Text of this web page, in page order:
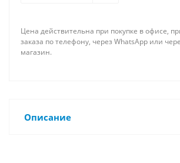
Цена действительна при покупке в офисе,
заказа по телефону, через WhatsApp или
магазин.
Описание